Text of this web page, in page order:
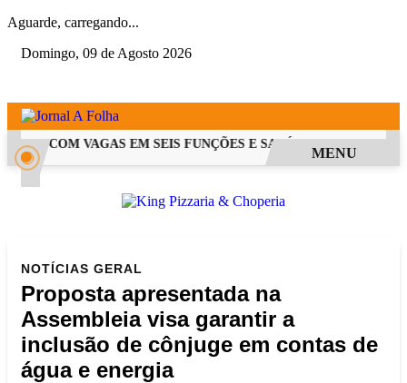
Aguarde, carregando...
Domingo, 09 de Agosto 2026
PSS COM VAGAS EM SEIS FUNÇÕES E SALÁRIOS QUE
MENU
NOTÍCIAS GERAL
Proposta apresentada na
Assembleia visa garantir a
inclusão de cônjuge em contas de
água e energia